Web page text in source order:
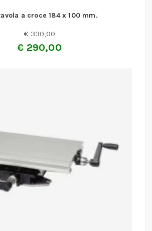
a croce 184 x 100 mm.
€330,00
€ 290,00